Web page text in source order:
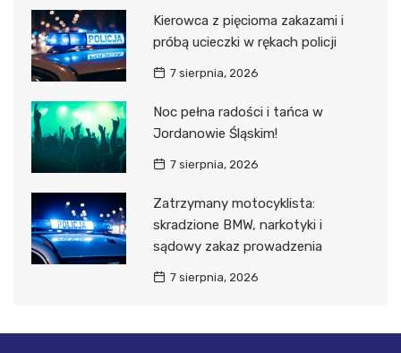
Kierowca z pięcioma zakazami i
próbą ucieczki w rękach policji
7 sierpnia, 2026
Noc pełna radości i tańca w
Jordanowie Śląskim!
7 sierpnia, 2026
Zatrzymany motocyklista:
skradzione BMW, narkotyki i
sądowy zakaz prowadzenia
7 sierpnia, 2026